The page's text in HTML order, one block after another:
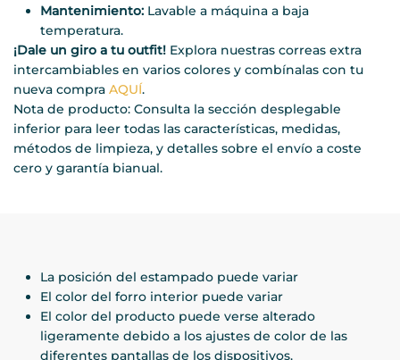
Mantenimiento: Lavable a máquina a baja
temperatura.
¡Dale un giro a tu outfit! Explora nuestras correas extra
intercambiables en varios colores y combínalas con tu
nueva compra AQUÍ.
Nota de producto: Consulta la sección desplegable
inferior para leer todas las características, medidas,
métodos de limpieza, y detalles sobre el envío a coste
cero y garantía bianual.
La posición del estampado puede variar
El color del forro interior puede variar
El color del producto puede verse alterado
ligeramente debido a los ajustes de color de las
diferentes pantallas de los dispositivos.